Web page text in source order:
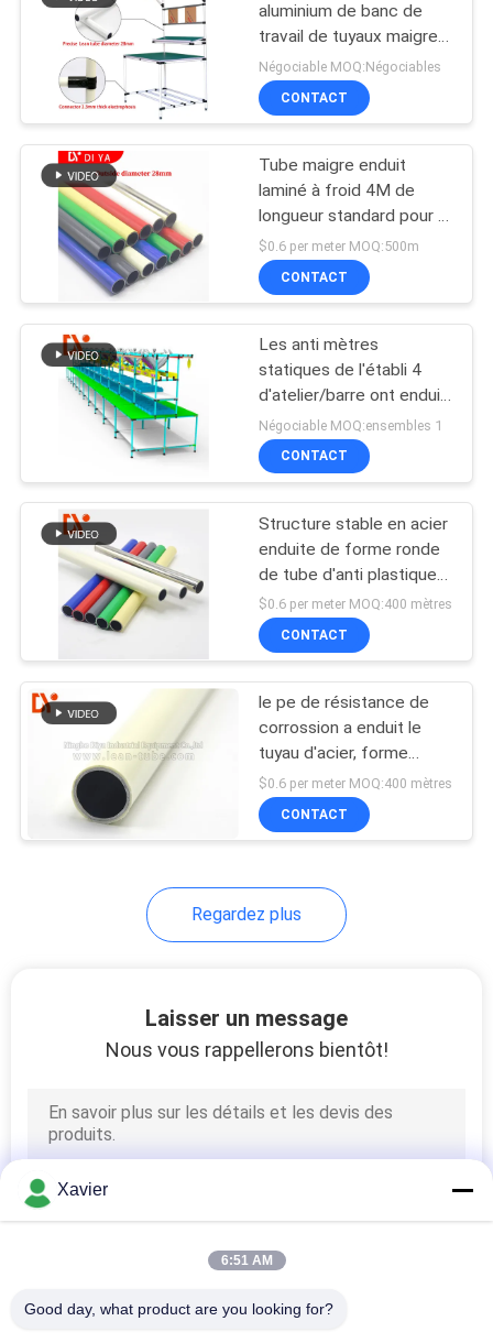
SITE
PRIVACY
POLICY
aluminium de banc de
travail de tuyaux maigres
anti pour l'atelier
industriel
Négociable MOQ:Négociables
CONTACT
Tube maigre enduit
laminé à froid 4M de
longueur standard pour le
support/poste de travail
maigres
$0.6 per meter MOQ:500m
CONTACT
Les anti mètres
statiques de l'établi 4
d'atelier/barre ont enduit
le diamètre 28mm de
tuyau
Négociable MOQ:ensembles 1
CONTACT
Structure stable en acier
enduite de forme ronde
de tube d'anti plastique
statique pour la chaîne
de montage
$0.6 per meter MOQ:400 mètres
CONTACT
le pe de résistance de
corrossion a enduit le
tuyau d'acier, forme
ronde d'anti tuyauterie
statique
$0.6 per meter MOQ:400 mètres
CONTACT
Regardez plus
Laisser un message
Nous vous rappellerons bientôt!
Xavier
6:51 AM
Good day, what product are you looking for?